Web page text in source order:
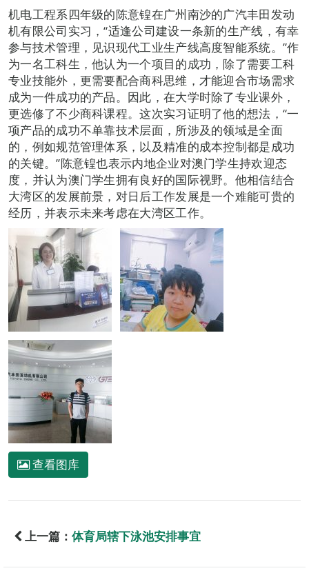
机电工程系四年级的陈意锽在广州南沙的广汽丰田发动
机有限公司实习，“适逢公司建设一条新的生产线，有幸
参与技术管理，见识现代工业生产线高度智能系统。”作
为一名工科生，他认为一个项目的成功，除了需要工科
专业技能外，更需要配合商科思维，才能迎合市场需求
成为一件成功的产品。因此，在大学时除了专业课外，
更选修了不少商科课程。这次实习证明了他的想法，“一
项产品的成功不单靠技术层面，所涉及的领域是全面
的，例如规范管理体系，以及精准的成本控制都是成功
的关键。”陈意锽也表示内地企业对澳门学生持欢迎态
度，并认为澳门学生拥有良好的国际视野。他相信结合
大湾区的发展前景，对日后工作发展是一个难能可贵的
经历，并表示未来考虑在大湾区工作。
查看图库
上一篇： 体育局辖下泳池安排事宜